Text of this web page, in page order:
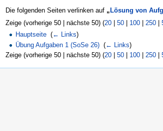
Die folgenden Seiten verlinken auf „ Lösung von
Zeige (vorherige 50 | nächste 50) (20 50 100 250
Hauptseite ‎(← Links)
Übung Aufgaben 1 (SoSe 26) ‎(← Links)
Zeige (vorherige 50 | nächste 50) (20 50 100 250